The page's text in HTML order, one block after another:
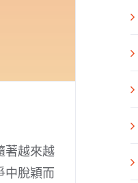
著越來越
中脫穎而